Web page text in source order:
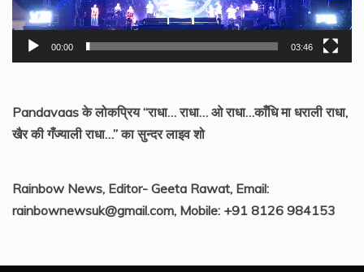
00:00 03:46
Pandavaas के लोकप्रिय “राधा… राधा… ओ राधा…काँधि मा धराली राधा,
खैर की गँज्याली राधा…” का सुन्दर लाइव शो
Rainbow News, Editor- Geeta Rawat, Email:
rainbownewsuk@gmail.com, Mobile: +91 8126 984153